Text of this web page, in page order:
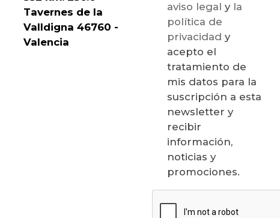
Tavernes de la
Valldigna 46760 -
Valencia
aviso legaly la
política de
privacidady
acepto el
tratamiento de
mis datos para la
suscripción a esta
newsletter y
recibir
información,
noticias y
promociones.